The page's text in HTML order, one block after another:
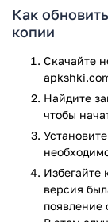
Как
копии
Скачайте
Найдите
чтобы
Избегайте
версия